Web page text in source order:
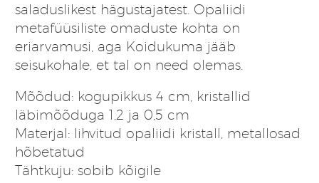
saladuslikest hägustajatest. Opaliidi
metafüüsiliste omaduste kohta on
eriarvamusi, aga Koidukuma jääb
seisukohale, et tal on need olemas.
Mõõdud: kogupikkus 4 cm, kristallid
läbimõõduga 1,2 ja 0,5 cm
Materjal: lihvitud opaliidi kristall, metallosad
hõbetatud
Tähtkuju: sobib kõigile